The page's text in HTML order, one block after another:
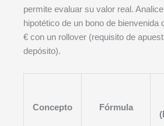
permite evaluar su valor real.
hipotético de un bono de bienvenida
€ con un rollover (requisito de
depósito).
Concepto Fórmula